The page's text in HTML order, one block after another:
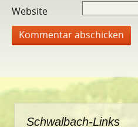
Website
Schwalbach-Links